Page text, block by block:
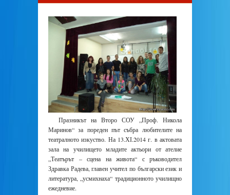
Празникът на Второ СОУ „Проф. Никола
Маринов“ за пореден път събра любителите на
театралното изкуство. На 13.ХІ.2014 г. в актовата
зала на училището младите актьори от ателие
„Театърът – сцена на живота“ с ръководител
Здравка Радева, главен учител по български език и
литература, „усмихнаха“ традиционното училищно
ежедневие.